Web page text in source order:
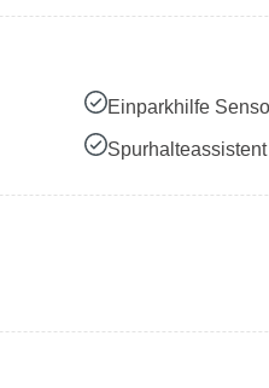
Einparkhilfe
Spurhalteassistent